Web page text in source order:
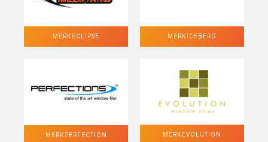
MERK ECLIPSE MERK ICEBERG
MERK PERFECTION MERK EVOLUTION